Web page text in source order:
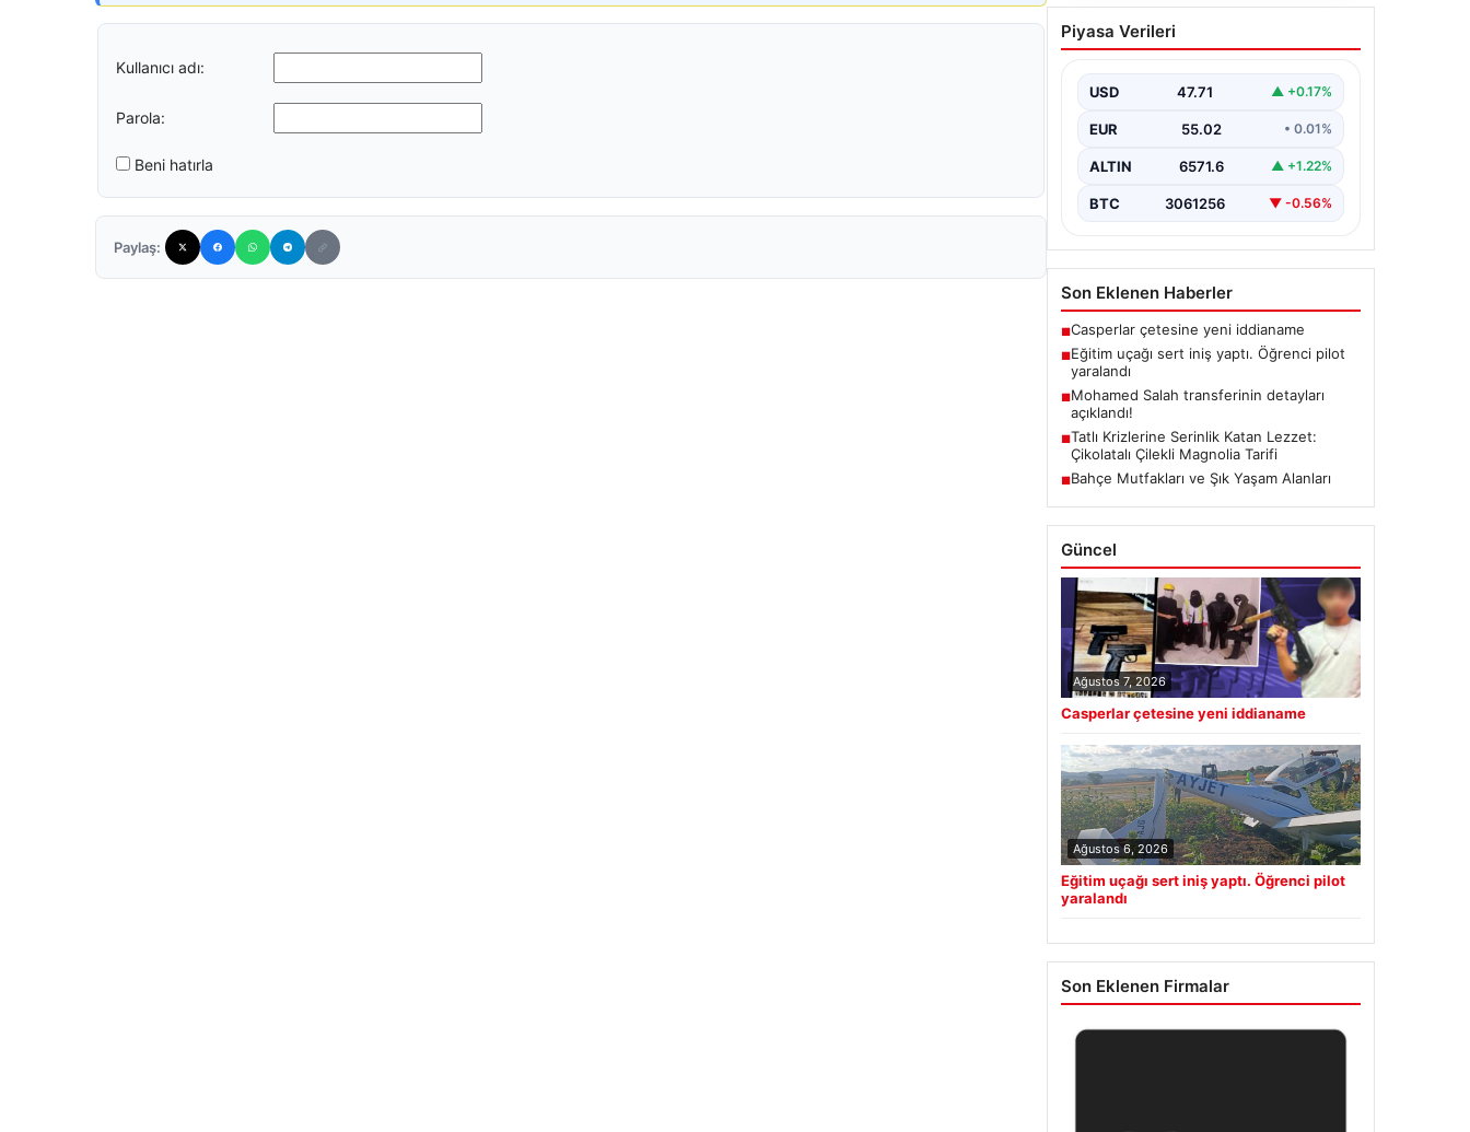
Kullanıcı adı:
Parola:
Beni hatırla
Paylaş:
Eğitim uçağı sert iniş
yaptı. Öğrenci pilot
Piyasa Verileri
USD 47.71 ▲ +0.17%
EUR 55.02 • 0.01%
ALTIN 6571.6 ▲ +1.22%
BTC 3061256 ▼ -0.56%
Son Eklenen Haberler
■Casperlar çetesine yeni iddianame
■Eğitim uçağı sert iniş yaptı. Öğrenci pilot
yaralandı
■Mohamed Salah transferinin detayları
açıklandı!
■Tatlı Krizlerine Serinlik Katan Lezzet:
Çikolatalı Çilekli Magnolia Tarifi
■Bahçe Mutfakları ve Şık Yaşam Alanları
Güncel
Ağustos 7, 2026
Casperlar çetesine yeni iddianame
Ağustos 6, 2026
Eğitim uçağı sert iniş yaptı. Öğrenci pilot
yaralandı
Son Eklenen Firmalar